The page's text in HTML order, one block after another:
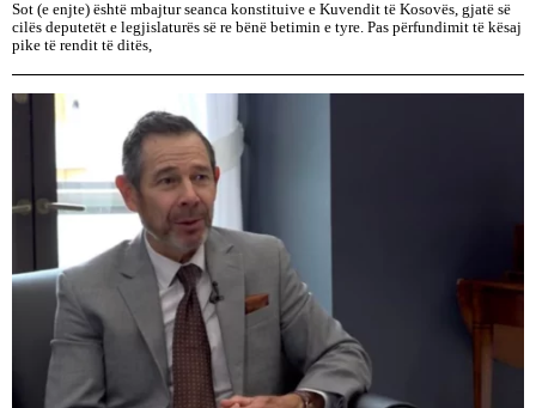
Sot (e enjte) është mbajtur seanca konstituive e Kuvendit të Kosovës, gjatë së
cilës deputetët e legjislaturës së re bënë betimin e tyre. Pas përfundimit të kësaj
pike të rendit të ditës,